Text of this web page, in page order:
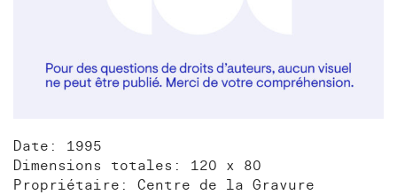
Date: 1995
Dimensions totales: 120 x 80
Propriétaire: Centre de la Gravure